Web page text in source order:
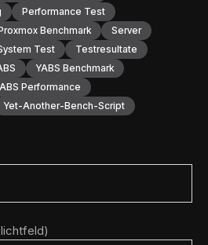
Performance Test
Benchmark
Server
Test
Testresultate
YABS Benchmark
Performance
Yet-Another-Bench-Script